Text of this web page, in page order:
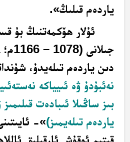
ياردەم قىلىڭ».
ئۇلار ھۆكمەتنىڭ بۇ
دىن ياردەم تىلەيدۇ،
نەئبۇدۇ ۋە ئىيياكە
بىز ساڭىلا ئىبادەت
ياردەم تىلەيمىز)»-
قېتىم ئوقۇش ئارقىلىق